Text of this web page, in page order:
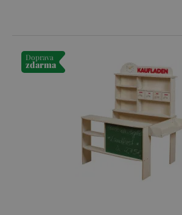
Doprava
zdarma